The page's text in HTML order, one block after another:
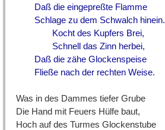
Daß die eingepreßte Flamme
Schlage zu dem Schwalch hinein.
Kocht des Kupfers Brei,
Schnell das Zinn herbei,
Daß die zähe Glockenspeise
Fließe nach der rechten Weise.
Was in des Dammes tiefer Grube
Die Hand mit Feuers Hülfe baut,
Hoch auf des Turmes Glockenstube